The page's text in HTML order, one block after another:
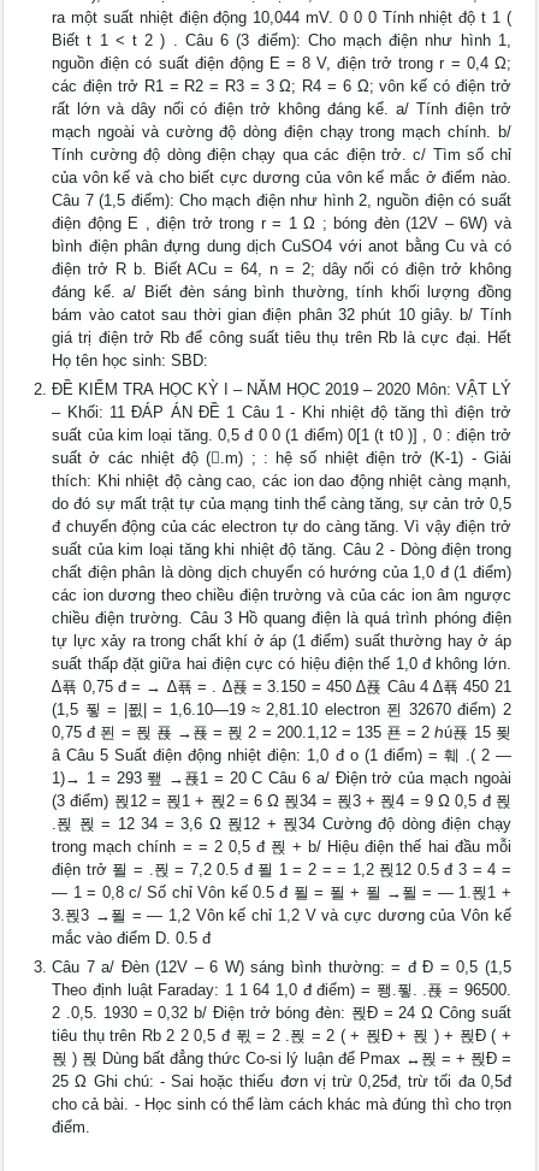
ra một suất nhiệt điện động 10,044 mV. 0 0 0 Tính nhiệt độ t 1 (
Biết t 1 < t 2 ) . Câu 6 (3 điểm): Cho mạch điện như hình 1,
nguồn điện có suất điện động E = 8 V, điện trở trong r = 0,4 Ω;
các điện trở R1 = R2 = R3 = 3 Ω; R4 = 6 Ω; vôn kế có điện trở
rất lớn và dây nối có điện trở không đáng kể. a/ Tính điện trở
mạch ngoài và cường độ dòng điện chạy trong mạch chính. b/
Tính cường độ dòng điện chạy qua các điện trở. c/ Tìm số chỉ
của vôn kế và cho biết cực dương của vôn kế mắc ở điểm nào.
Câu 7 (1,5 điểm): Cho mạch điện như hình 2, nguồn điện có suất
điện động E , điện trở trong r = 1 Ω ; bóng đèn (12V – 6W) và
bình điện phân đựng dung dịch CuSO4 với anot bằng Cu và có
điện trở R b. Biết ACu = 64, n = 2; dây nối có điện trở không
đáng kể. a/ Biết đèn sáng bình thường, tính khối lượng đồng
bám vào catot sau thời gian điện phân 32 phút 10 giây. b/ Tính
giá trị điện trở Rb để công suất tiêu thụ trên Rb là cực đại. Hết
Họ tên học sinh: SBD:
ĐỀ KIỂM TRA HỌC KỲ I – NĂM HỌC 2019 – 2020 Môn: VẬT LÝ
– Khối: 11 ĐÁP ÁN ĐỀ 1 Câu 1 - Khi nhiệt độ tăng thì điện trở
suất của kim loại tăng. 0,5 đ 0 0 (1 điểm) 0[1 (t t0 )] , 0 : điện trở
suất ở các nhiệt độ (.m) ; : hệ số nhiệt điện trở (K-1) - Giải
thích: Khi nhiệt độ càng cao, các ion dao động nhiệt càng mạnh,
do đó sự mất trật tự của mạng tinh thể càng tăng, sự cản trở 0,5
đ chuyển động của các electron tự do càng tăng. Vì vậy điện trở
suất của kim loại tăng khi nhiệt độ tăng. Câu 2 - Dòng điện trong
chất điện phân là dòng dịch chuyển có hướng của 1,0 đ (1 điểm)
các ion dương theo chiều điện trường và của các ion âm ngược
chiều điện trường. Câu 3 Hồ quang điện là quá trình phóng điện
tự lực xảy ra trong chất khí ở áp (1 điểm) suất thường hay ở áp
suất thấp đặt giữa hai điện cực có hiệu điện thế 1,0 đ không lớn.
∆푞 0,75 đ = → ∆푞 = . ∆푡 = 3.150 = 450 ∆푡 Câu 4 ∆푞 450 21
(1,5 푛 = |푒| = 1,6.10―19 ≈ 2,81.10 electron 푄 32670 điểm) 2
0,75 đ 푄 = 푅 푡 →푡 = 푅 2 = 200.1,12 = 135 푠 = 2 ℎú푡 15 푖
â Câu 5 Suất điện động nhiệt điện: 1,0 đ o (1 điểm) = 훼 .( 2 ―
1)→ 1 = 293 퐾 →푡1 = 20 C Câu 6 a/ Điện trở của mạch ngoài
(3 điểm) 푅12 = 푅1 + 푅2 = 6 Ω 푅34 = 푅3 + 푅4 = 9 Ω 0,5 đ 푅
.푅 푅 = 12 34 = 3,6 Ω 푅12 + 푅34 Cường độ dòng điện chạy
trong mạch chính = = 2 0,5 đ 푅 + b/ Hiệu điện thế hai đầu mỗi
điện trở 푈 = .푅 = 7,2 0.5 đ 푈 1 = 2 = = 1,2 푅12 0.5 đ 3 = 4 =
― 1 = 0,8 c/ Số chỉ Vôn kế 0.5 đ 푈 = 푈 + 푈 →푈 = ― 1.푅1 +
3.푅3 →푈 = ― 1,2 Vôn kế chỉ 1,2 V và cực dương của Vôn kế
mắc vào điểm D. 0.5 đ
Câu 7 a/ Đèn (12V – 6 W) sáng bình thường: = đ Đ = 0,5 (1,5
Theo định luật Faraday: 1 1 64 1,0 đ điểm) = 퐹.푛. .푡 = 96500.
2 .0,5. 1930 = 0,32 b/ Điện trở bóng đèn: 푅Đ = 24 Ω Công suất
tiêu thụ trên Rb 2 2 0,5 đ 푃 = 2 .푅 = 2 ( + 푅Đ + 푅 ) + 푅Đ ( +
푅 ) 푅 Dùng bất đẳng thức Co-si lý luận để Pmax ↔푅 = + 푅Đ =
25 Ω Ghi chú: - Sai hoặc thiếu đơn vị trừ 0,25đ, trừ tối đa 0,5đ
cho cả bài. - Học sinh có thể làm cách khác mà đúng thì cho trọn
điểm.